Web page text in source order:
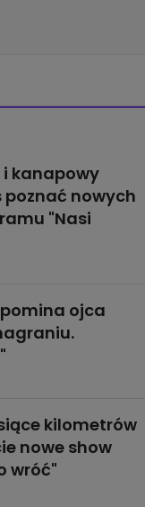
kanapowy
nowych
"Nasi
ojca
kilometrów
nowe show
wróć"